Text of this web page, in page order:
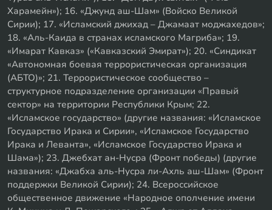
Харамейн»); 16. «Джунд аш-Шам» (Войско Великой
Сирии); 17. «Исламский джихад – Джамаат моджахедов»;
18. «Аль-Каида в странах исламского Магриба»; 19.
«Имарат Кавказ» («Кавказский Эмират»); 20. «Синдикат
«Автономная боевая террористическая организация
(АБТО)»; 21. Террористическое сообщество –
структурное подразделение организации «Правый
сектор» на территории Республики Крым; 22.
«Исламское государство» (другие названия: «Исламское
Государство Ирака и Сирии», «Исламское Государство
Ирака и Леванта», «Исламское Государство Ирака и
Шама»); 23. Джебхат ан-Нусра (Фронт победы) (другие
названия: «Джабха аль-Нусра ли-Ахль аш-Шам» (Фронт
поддержки Великой Сирии); 24. Всероссийское
общественное движение «Народное ополчение имени